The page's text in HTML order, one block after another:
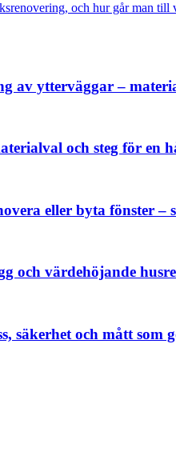
och hur går man till
av ytterväggar –
och steg för en
eller byta fönster
och värdehöjande
säkerhet och mått som